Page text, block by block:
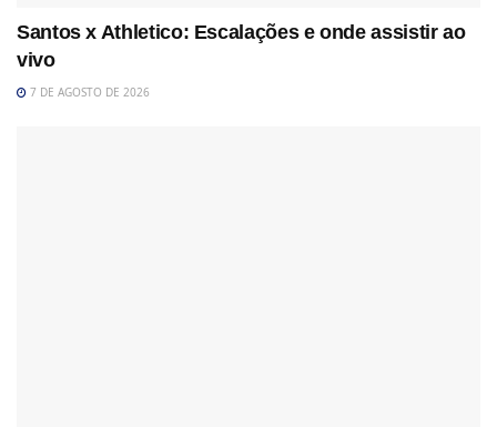
Santos x Athletico: Escalações e onde assistir ao
vivo
7 DE AGOSTO DE 2026